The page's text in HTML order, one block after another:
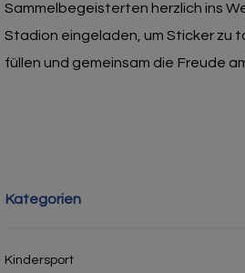
Sammelbegeisterten herzlich ins
Stadion eingeladen, um Sticker zu
füllen und gemeinsam die Freude
Kategorien
Kindersport